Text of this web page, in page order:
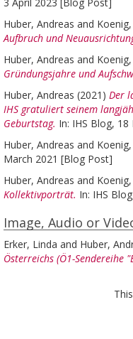
Huber, Andreas and
Aufbruch und
Huber, Andreas and
Gründungsjahre und
Huber, Andreas (2021) Der
IHS gratuliert seinem
Geburtstag. In: IHS Blog,
Huber, Andreas and
March 2021 [Blog Post]
Huber, Andreas and
Kollektivporträt. In: IHS
Image, Audio or
Erker, Linda and Huber,
Österreichs (Ö1-Sendereihe